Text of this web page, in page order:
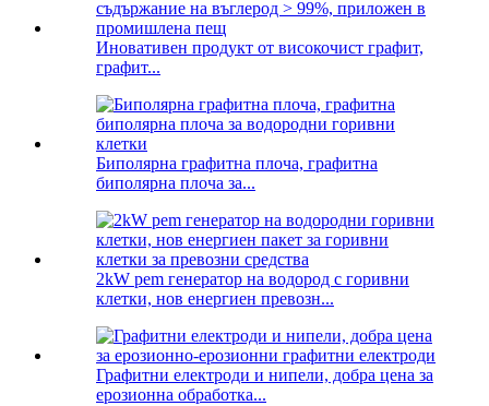
Иновативен продукт от високочист графит,
графит...
Биполярна графитна плоча, графитна
биполярна плоча за...
2kW pem генератор на водород с горивни
клетки, нов енергиен превозн...
Графитни електроди и нипели, добра цена за
ерозионна обработка...